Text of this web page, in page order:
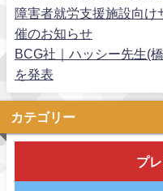
障害者就労支援施設向け
催のお知らせ
BCG社｜ハッシー先生(
を発表
カテゴリー
プ